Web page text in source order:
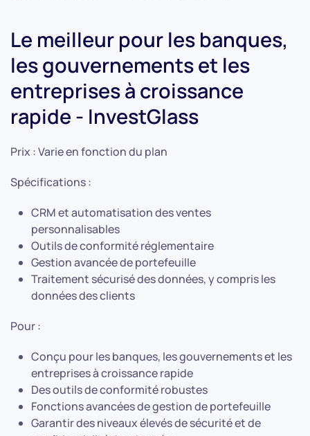
Le meilleur pour les banques,
les gouvernements et les
entreprises à croissance
rapide - InvestGlass
Prix : Varie en fonction du plan
Spécifications :
CRM et automatisation des ventes
personnalisables
Outils de conformité réglementaire
Gestion avancée de portefeuille
Traitement sécurisé des données, y compris les
données des clients
Pour :
Conçu pour les banques, les gouvernements et les
entreprises à croissance rapide
Des outils de conformité robustes
Fonctions avancées de gestion de portefeuille
Garantir des niveaux élevés de sécurité et de